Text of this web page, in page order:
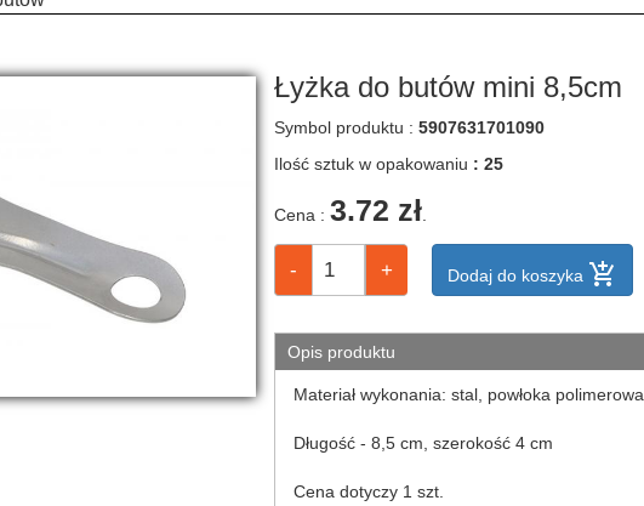
Łyżka do butów mini 8,5cm
Symbol produktu : 5907631701090
Ilość sztuk w opakowaniu : 25
Cena : 3.72 zł
Dodaj do koszyka add_shopping_cart
Opis produktu
Materiał wykonania: stal, powłoka polimerowa
Długość - 8,5 cm, szerokość 4 cm
Cena dotyczy 1 szt.